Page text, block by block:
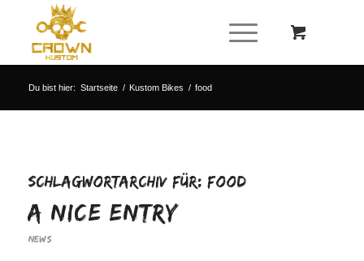
Du bist hier: Startseite / Kustom Bikes / food
Schlagwortarchiv für: food
A nice entry
NEWS